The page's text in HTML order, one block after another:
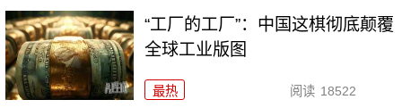
“工厂的工厂”：中国这棋彻底颠覆
全球工业版图
最热 阅读 18522